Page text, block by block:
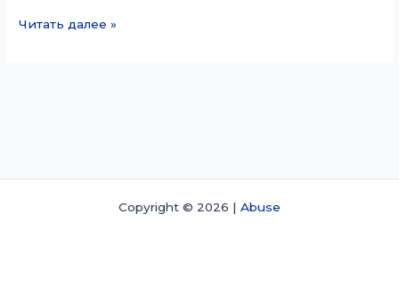
Книга
Читать далее »
Copyright © 2026 | Abuse